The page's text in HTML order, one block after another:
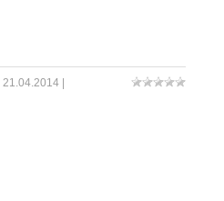
21.04.2014